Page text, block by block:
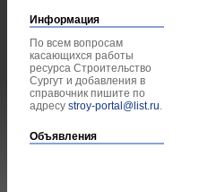
Информация
По всем вопросам
касающихся работы
ресурса Строительство
Сургут и добавления в
справочник пишите по
адресу stroy-portal@list.ru.
Объявления